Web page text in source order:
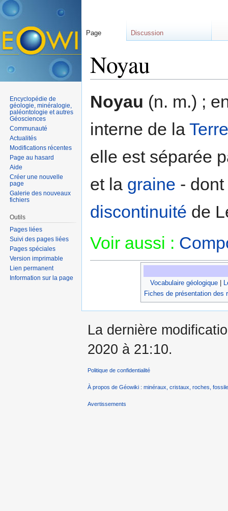
Noyau
Noyau (n. m.) ;
interne de la Terre
elle est séparée
et la graine -
discontinuité de
Voir aussi :
Vocabulaire géologique|
Fiches de présentation des
Page Discussion
Encyclopédie de
géologie, minéralogie,
paléontologie et autres
Géosciences
Communauté
Actualités
Modifications récentes
Page au hasard
Aide
Créer une nouvelle
page
Galerie des nouveaux
fichiers
Outils
Pages liées
Suivi des pages liées
Pages spéciales
Version imprimable
Lien permanent
Information sur la page
La dernière
2020 à 21:10.
Politique de confidentialité
À propos de Géowiki : minéraux, cristaux, roches,
Avertissements